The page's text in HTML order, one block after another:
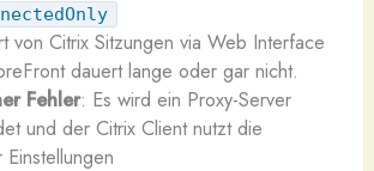
von Citrix Sitzungen via Web Interface
dauert lange oder gar nicht.
Fehler: Es wird ein Proxy-Server
und der Citrix Client nutzt die
Einstellungen